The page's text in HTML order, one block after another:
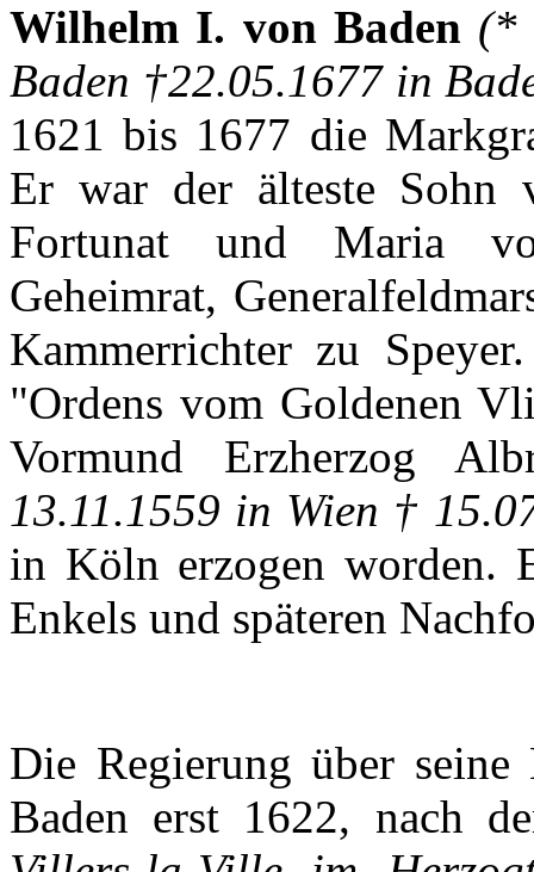
Wilhelm I. von Baden (*
Baden †22.05.1677 in
1621bis 1677 die
Er war der älteste Sohn
Fortunat und Maria
Geheimrat,
Kammerrichter zu Speyer
"Ordens vom Goldenen
Vormund
Erzherzog
13.11.1559 in Wien †
in Köln erzogen worden.
Enkels und späteren
Die Regierung über seine
Baden erst 1622, nach